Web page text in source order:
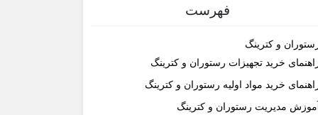
فهرست
و کترینگ
خرید تجهیزات رستوران و کترینگ
خرید مواد اولیه رستوران و کترینگ
آموزش مدیریت رستوران و کترینگ